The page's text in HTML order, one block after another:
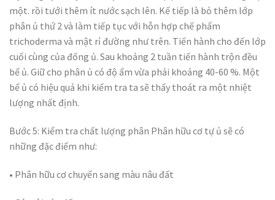
một. rồi tưới thêm ít nước sạch lên. Kế tiếp là bỏ thêm lớp
phân ủ thứ 2 và làm tiếp tục với hỗn hợp chế phẩm
trichoderma và mật rỉ đường như trên. Tiến hành cho đến lớp
cuối cùng của đống ủ. Sau khoảng 2 tuần tiến hành trộn đều
bể ủ. Giữ cho phân ủ có độ ẩm vừa phải khoảng 40-60 %. Một
bể ủ có hiệu quả khi kiểm tra ta sẽ thấy thoát ra một nhiệt
lượng nhất định.
Bước 5: Kiểm tra chất lượng phân Phân hữu cơ tự ủ sẽ có
những đặc điểm như:
• Phân hữu cơ chuyển sang màu nâu đất